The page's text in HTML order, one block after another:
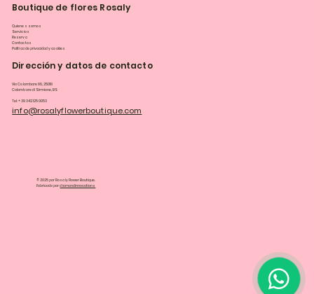
Boutique de flores Rosaly
Quienes somos
Servicios
Reserva
Contactos
Política de privacidad y cookies
Dirección y datos de contacto
Via Colombare 66, 25019
Colombare di Sirmione, BS
Tel: +39 342 125 0053
info@rosalyflowerboutique.com
© 2025 por Rosaly Flower Boutique.
Fabricado pordiamondinnovations